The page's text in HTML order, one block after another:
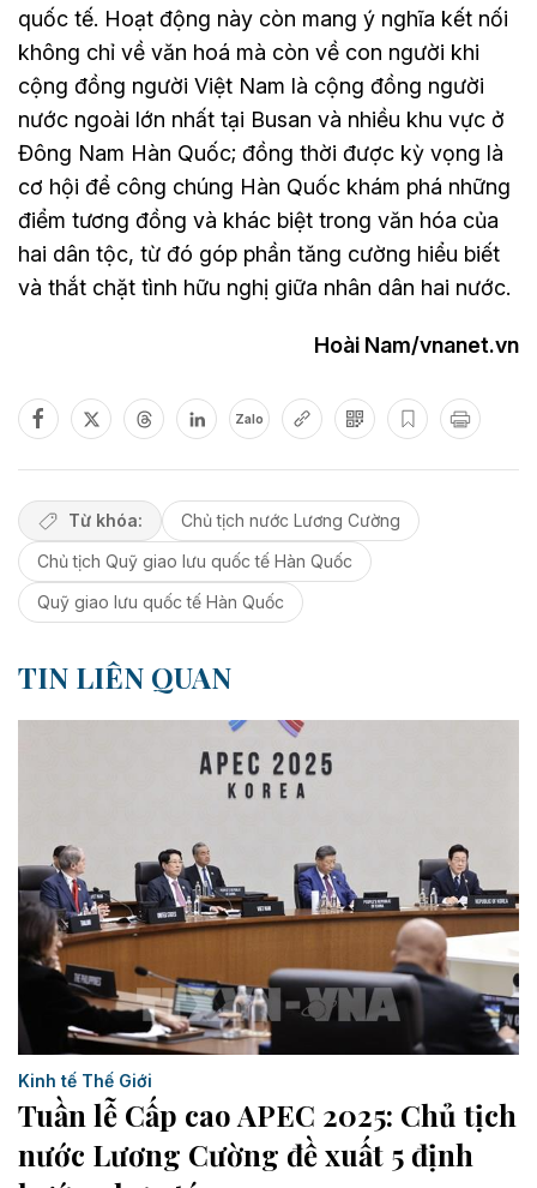
quốc tế. Hoạt động này còn mang ý nghĩa kết nối
không chỉ về văn hoá mà còn về con người khi
cộng đồng người Việt Nam là cộng đồng người
nước ngoài lớn nhất tại Busan và nhiều khu vực ở
Đông Nam Hàn Quốc; đồng thời được kỳ vọng là
cơ hội để công chúng Hàn Quốc khám phá những
điểm tương đồng và khác biệt trong văn hóa của
hai dân tộc, từ đó góp phần tăng cường hiểu biết
và thắt chặt tình hữu nghị giữa nhân dân hai nước.
Hoài Nam/vnanet.vn
Zalo
Từ khóa:
Chủ tịch nước Lương Cường
Chủ tịch Quỹ giao lưu quốc tế Hàn Quốc
Quỹ giao lưu quốc tế Hàn Quốc
TIN LIÊN QUAN
Kinh tế Thế Giới
Tuần lễ Cấp cao APEC 2025: Chủ tịch
nước Lương Cường đề xuất 5 định